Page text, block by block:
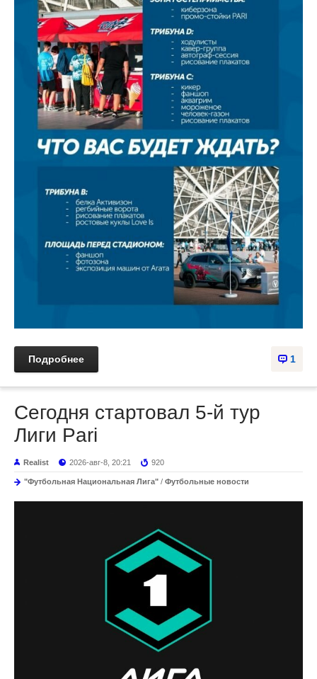
1
Подробнее
Сегодня стартовал 5-й тур
Лиги Pari
Realist 2026-авг-8, 20:21 920
"Футбольная Национальная Лига" / Футбольные новости